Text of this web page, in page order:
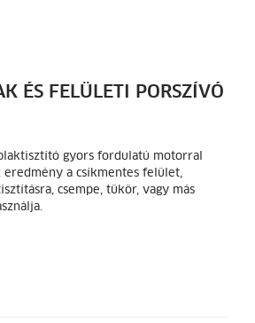
ÉS FELÜLETI PORSZÍVÓ
gyors fordulatú motorral
a csíkmentes felület,
csempe, tükör, vagy más